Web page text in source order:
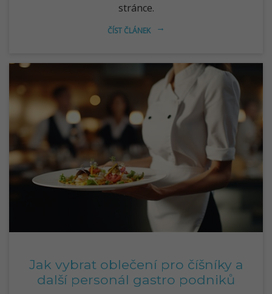
stránce.
arrow_right_alt
ČÍST ČLÁNEK
Jak vybrat oblečení pro číšníky a
další personál gastro podniků